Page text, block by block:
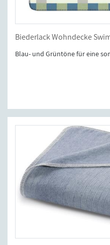
Biederlack Wohndecke
Blau- und Grüntöne für eine